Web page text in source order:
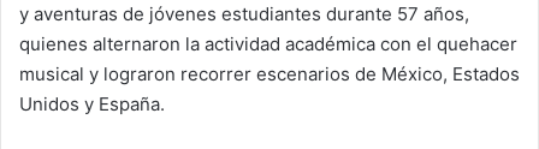
y aventuras de jóvenes estudiantes durante 57 años,
quienes alternaron la actividad académica con el quehacer
musical y lograron recorrer escenarios de México, Estados
Unidos y España.